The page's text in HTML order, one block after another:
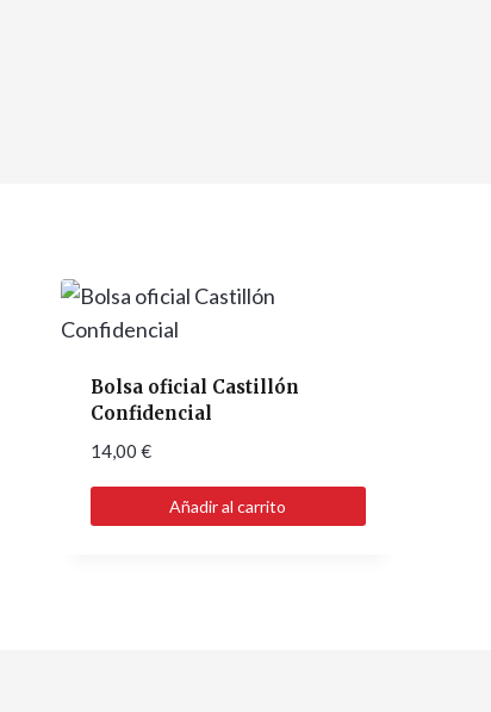
Bolsa oficial Castillón
Confidencial
14,00 €
Añadir al carrito